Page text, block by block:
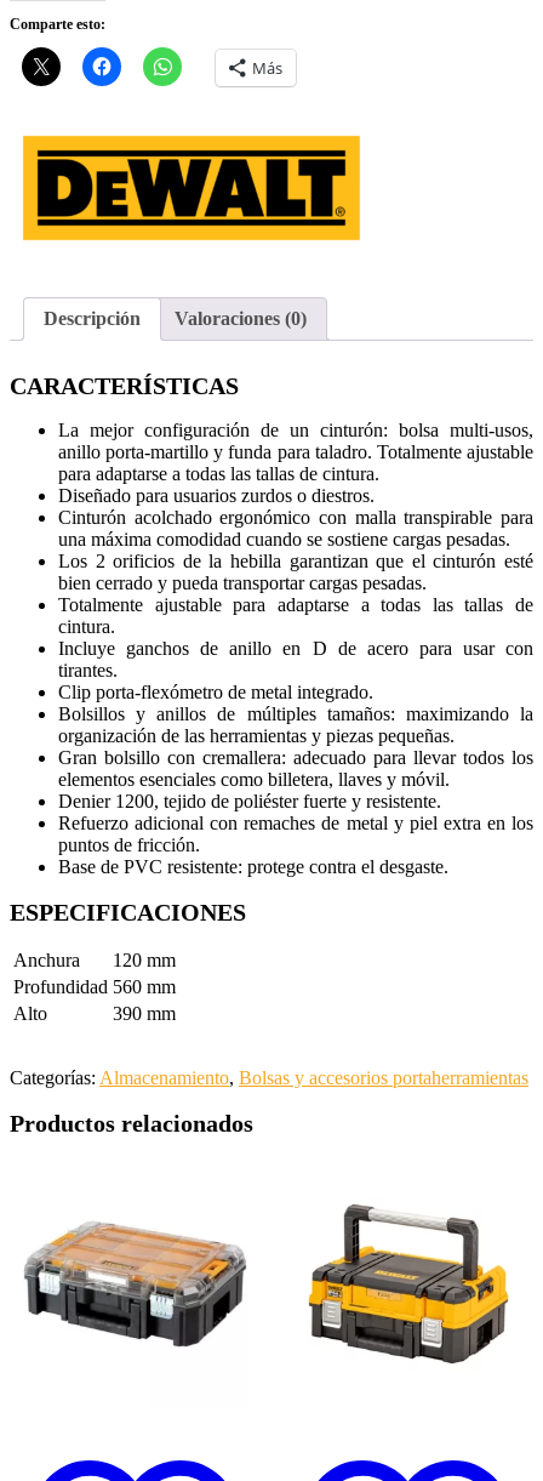
Comparte esto:
Más
Descripción Valoraciones (0)
CARACTERÍSTICAS
La mejor configuración de un cinturón: bolsa multi-usos,
anillo porta-martillo y funda para taladro. Totalmente ajustable
para adaptarse a todas las tallas de cintura.
Diseñado para usuarios zurdos o diestros.
Cinturón acolchado ergonómico con malla transpirable para
una máxima comodidad cuando se sostiene cargas pesadas.
Los 2 orificios de la hebilla garantizan que el cinturón esté
bien cerrado y pueda transportar cargas pesadas.
Totalmente ajustable para adaptarse a todas las tallas de
cintura.
Incluye ganchos de anillo en D de acero para usar con
tirantes.
Clip porta-flexómetro de metal integrado.
Bolsillos y anillos de múltiples tamaños: maximizando la
organización de las herramientas y piezas pequeñas.
Gran bolsillo con cremallera: adecuado para llevar todos los
elementos esenciales como billetera, llaves y móvil.
Denier 1200, tejido de poliéster fuerte y resistente.
Refuerzo adicional con remaches de metal y piel extra en los
puntos de fricción.
Base de PVC resistente: protege contra el desgaste.
ESPECIFICACIONES
Anchura
120 mm
Profundidad 560 mm
Alto
390 mm
Categorías: Almacenamiento, Bolsas y accesorios portaherramientas
Productos relacionados